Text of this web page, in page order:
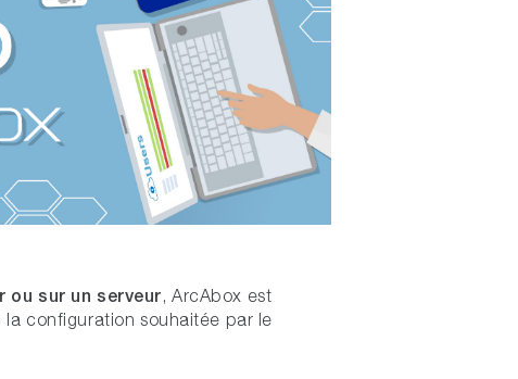
sur un serveur, ArcAbox est
la configuration souhaitée par le